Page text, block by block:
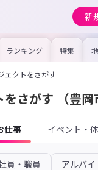
新
ランキング 特集
ェクトをさがす
をさがす （豊岡
仕事 イベント・
員・職員
アルバ